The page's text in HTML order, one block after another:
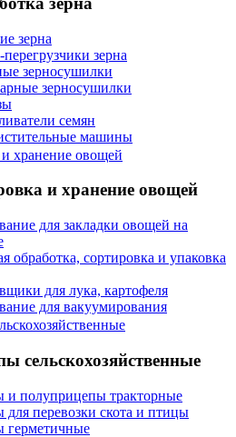
зерна
зерна
зерносушилки
зерносушилки
семян
машины
хранение овощей
и хранение овощей
для закладки овощей на
обработка, сортировка и упаковка
для лука, картофеля
для вакуумирования
сельскохозяйственные
и полуприцепы тракторные
перевозки скота и птицы
герметичные